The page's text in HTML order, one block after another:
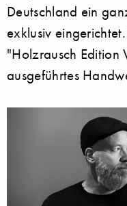
Deutschland ein
exklusiv
"Holzrausch Edition
ausgeführtes